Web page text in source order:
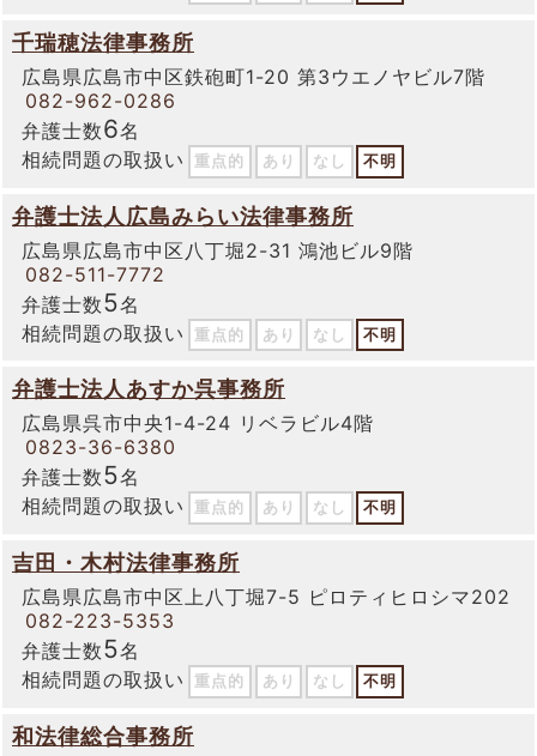
千瑞穂法律事務所
広島県広島市中区鉄砲町1-20 第3ウエノヤビル7階
082-962-0286
弁護士数6名
相続問題の取扱い
重点的 あり なし 不明
弁護士法人広島みらい法律事務所
広島県広島市中区八丁堀2-31 鴻池ビル9階
082-511-7772
弁護士数5名
相続問題の取扱い
重点的 あり なし 不明
弁護士法人あすか呉事務所
広島県呉市中央1-4-24 リベラビル4階
0823-36-6380
弁護士数5名
相続問題の取扱い
重点的 あり なし 不明
吉田・木村法律事務所
広島県広島市中区上八丁堀7-5 ピロティヒロシマ202
082-223-5353
弁護士数5名
相続問題の取扱い
重点的 あり なし 不明
和法律総合事務所